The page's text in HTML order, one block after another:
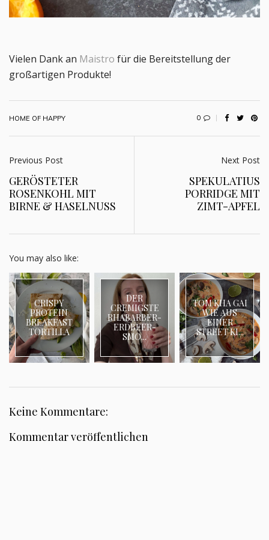
Vielen Dank an Maistro für die Bereitstellung der
großartigen Produkte!
HOME OF HAPPY 0
Previous Post
GERÖSTETER
ROSENKOHL MIT
BIRNE & HASELNUSS
Next Post
SPEKULATIUS
PORRIDGE MIT
ZIMT-APFEL
You may also like:
CRISPY
PROTEIN
BREAKFAST
TORTILLA
DER
CREMIGSTE
RHABARBER-
ERDBEER-
SMO...
TOM KHA GAI
WIE AUS
EINER
STREET KI...
Keine Kommentare:
Kommentar veröffentlichen